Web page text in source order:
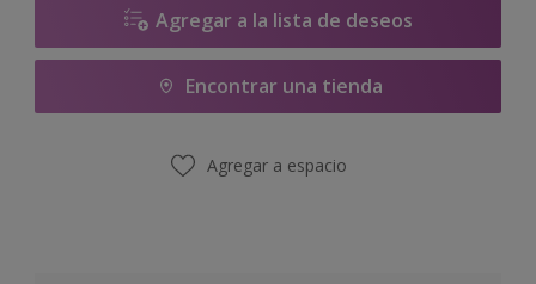
Agregar a la lista de deseos
Encontrar una tienda
Agregar a espacio